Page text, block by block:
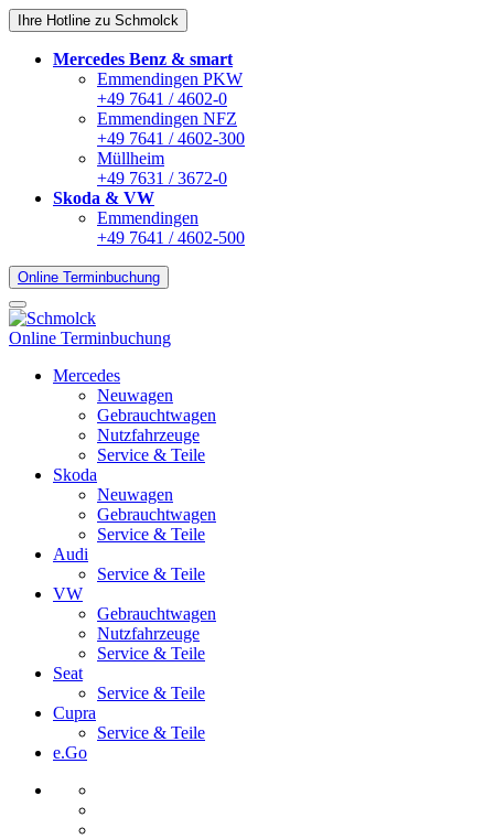
Ihre Hotline zu Schmolck
Mercedes Benz & smart
Emmendingen PKW
+49 7641 / 4602-0
Emmendingen NFZ
+49 7641 / 4602-300
Müllheim
+49 7631 / 3672-0
Skoda & VW
Emmendingen
+49 7641 / 4602-500
Online Terminbuchung
Online Terminbuchung
Mercedes
Neuwagen
Gebrauchtwagen
Nutzfahrzeuge
Service & Teile
Skoda
Neuwagen
Gebrauchtwagen
Service & Teile
Audi
Service & Teile
VW
Gebrauchtwagen
Nutzfahrzeuge
Service & Teile
Seat
Service & Teile
Cupra
Service & Teile
e.Go